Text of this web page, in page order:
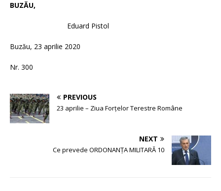
BUZĂU,
Eduard Pistol
Buzău, 23 aprilie 2020
Nr. 300
PREVIOUS
23 aprilie – Ziua Forțelor Terestre Române
NEXT
Ce prevede ORDONANȚA MILITARĂ 10